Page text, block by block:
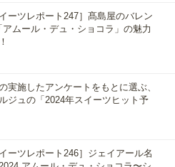
ーツレポート247］髙島屋のバレン
ムール・デュ・ショコラ」の魅力
実施したアンケートをもとに選ぶ、
ジュの「2024年スイーツヒット予
ーツレポート246］ジェイアール名